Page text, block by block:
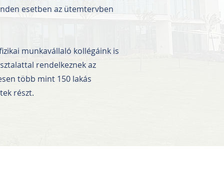
esetben az ütemtervben
munkavállaló kollégáink is
rendelkeznek az
több mint 150 lakás
részt.